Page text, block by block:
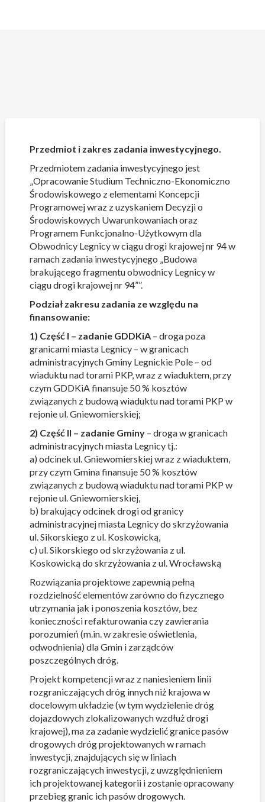
contentPrzedmiot i zakres zadania inwestycyjnego.
Przedmiotem zadania inwestycyjnego jest
„Opracowanie Studium Techniczno-Ekonomiczno
Środowiskowego z elementami Koncepcji
Programowej wraz z uzyskaniem Decyzji o
Środowiskowych Uwarunkowaniach oraz
Programem Funkcjonalno-Użytkowym dla
Obwodnicy Legnicy w ciągu drogi krajowej nr 94 w
ramach zadania inwestycyjnego „Budowa
brakującego fragmentu obwodnicy Legnicy w
ciągu drogi krajowej nr 94””.
Podział zakresu zadania ze względu na
finansowanie:
1) Część I – zadanie GDDKiA– droga poza
granicami miasta Legnicy – w granicach
administracyjnych Gminy Legnickie Pole – od
wiaduktu nad torami PKP, wraz z wiaduktem, przy
czym GDDKiA finansuje 50 % kosztów
związanych z budową wiaduktu nad torami PKP w
rejonie ul. Gniewomierskiej;
2) Część II – zadanie Gminy– droga w granicach
administracyjnych miasta Legnicy tj.:
a) odcinek ul. Gniewomierskiej wraz z wiaduktem,
przy czym Gmina finansuje 50 % kosztów
związanych z budową wiaduktu nad torami PKP w
rejonie ul. Gniewomierskiej,
b) brakujący odcinek drogi od granicy
administracyjnej miasta Legnicy do skrzyżowania
ul. Sikorskiego z ul. Koskowicką,
c) ul. Sikorskiego od skrzyżowania z ul.
Koskowicką do skrzyżowania z ul. Wrocławską
Rozwiązania projektowe zapewnią pełną
rozdzielność elementów zarówno do fizycznego
utrzymania jak i ponoszenia kosztów, bez
konieczności refakturowania czy zawierania
porozumień (m.in. w zakresie oświetlenia,
odwodnienia) dla Gmin i zarządców
poszczególnych dróg.
Projekt kompetencji wraz z naniesieniem linii
rozgraniczających dróg innych niż krajowa w
docelowym układzie (w tym wydzielenie dróg
dojazdowych zlokalizowanych wzdłuż drogi
krajowej), ma za zadanie wydzielić granice pasów
drogowych dróg projektowanych w ramach
inwestycji, znajdujących się w liniach
rozgraniczających inwestycji, z uwzględnieniem
ich projektowanej kategorii i zostanie opracowany
przebieg granic ich pasów drogowych.